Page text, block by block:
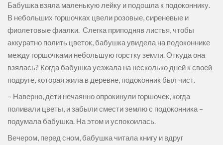
Бабушка взяла маленькую лейку и подошла к подоконнику.
В небольших горшочках цвели розовые, сиреневые и
фиолетовые фиалки. Слегка приподняв листья, чтобы
аккуратно полить цветок, бабушка увидела на подоконнике
между горшочками небольшую горстку земли. Откуда она
взялась? Когда бабушка уезжала на несколько дней к своей
подруге, которая жила в деревне, подоконник был чист.
– Наверно, дети нечаянно опрокинули горшочек, когда
поливали цветы, и забыли смести землю с подоконника –
подумала бабушка. На этом и успокоилась.
Вечером, перед сном, бабушка читала книгу и вдруг